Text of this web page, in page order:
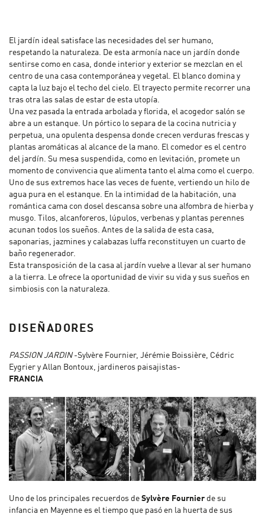
El jardín ideal satisface las necesidades del ser humano,
respetando la naturaleza. De esta armonía nace un jardín donde
sentirse como en casa, donde interior y exterior se mezclan en el
centro de una casa contemporánea y vegetal. El blanco domina y
capta la luz bajo el techo del cielo. El trayecto permite recorrer una
tras otra las salas de estar de esta utopía.
Una vez pasada la entrada arbolada y florida, el acogedor salón se
abre a un estanque. Un pórtico lo separa de la cocina nutricia y
perpetua, una opulenta despensa donde crecen verduras frescas y
plantas aromáticas al alcance de la mano. El comedor es el centro
del jardín. Su mesa suspendida, como en levitación, promete un
momento de convivencia que alimenta tanto el alma como el cuerpo.
Uno de sus extremos hace las veces de fuente, vertiendo un hilo de
agua pura en el estanque. En la intimidad de la habitación, una
romántica cama con dosel descansa sobre una alfombra de hierba y
musgo. Tilos, alcanforeros, lúpulos, verbenas y plantas perennes
acunan todos los sueños. Antes de la salida de esta casa,
saponarias, jazmines y calabazas luffa reconstituyen un cuarto de
baño regenerador.
Esta transposición de la casa al jardín vuelve a llevar al ser humano
a la tierra. Le ofrece la oportunidad de vivir su vida y sus sueños en
simbiosis con la naturaleza.
DISEÑADORES
PASSION JARDIN-Sylvère Fournier, Jérémie Boissière, Cédric
Eygrier y Allan Bontoux, jardineros paisajistas-
FRANCIA
Uno de los principales recuerdos de Sylvère Fournierde su
infancia en Mayenne es el tiempo que pasó en la huerta de sus